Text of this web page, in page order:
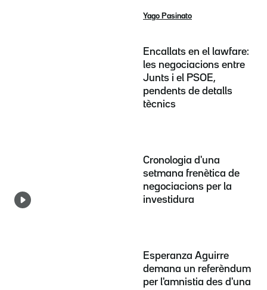
Yago Pasinato
Encallats en el lawfare:
les negociacions entre
Junts i el PSOE,
pendents de detalls
tècnics
Cronologia d'una
setmana frenètica de
negociacions per la
investidura
Esperanza Aguirre
demana un referèndum
per l'amnistia des d'una